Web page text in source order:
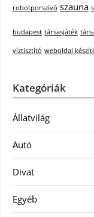
robotporszívó szauna
budapest társasjáték
víztisztító weboldal
Kategóriák
Állatvilág
Autó
Divat
Egyéb